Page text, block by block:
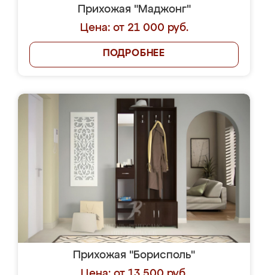
Прихожая "Маджонг"
Цена: от 21 000 руб.
ПОДРОБНЕЕ
Прихожая "Борисполь"